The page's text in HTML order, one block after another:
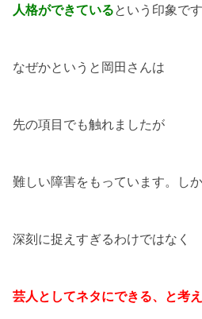
人格ができているという印象です
なぜかというと岡田さんは
先の項目でも触れましたが
難しい障害をもっています。し
深刻に捉えすぎるわけではなく
芸人としてネタにできる、と考